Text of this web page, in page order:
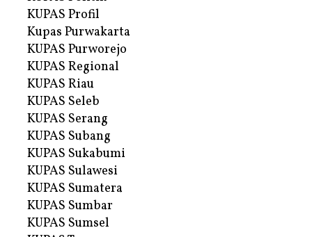
KUPAS Profil
Kupas Purwakarta
KUPAS Purworejo
KUPAS Regional
KUPAS Riau
KUPAS Seleb
KUPAS Serang
KUPAS Subang
KUPAS Sukabumi
KUPAS Sulawesi
KUPAS Sumatera
KUPAS Sumbar
KUPAS Sumsel